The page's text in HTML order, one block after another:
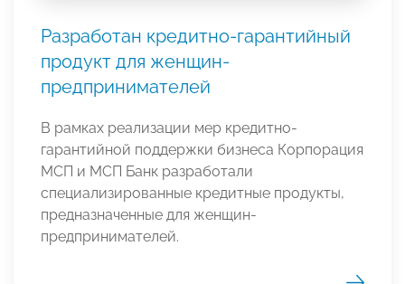
Разработан кредитно-гарантийный
продукт для женщин-
предпринимателей
В рамках реализации мер кредитно-
гарантийной поддержки бизнеса Корпорация
МСП и МСП Банк разработали
специализированные кредитные продукты,
предназначенные для женщин-
предпринимателей.